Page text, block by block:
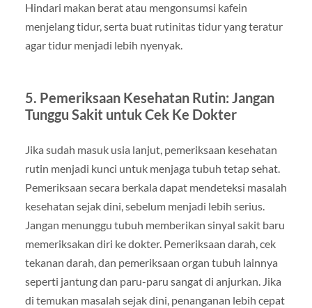
Hindari makan berat atau mengonsumsi kafein
menjelang tidur, serta buat rutinitas tidur yang teratur
agar tidur menjadi lebih nyenyak.
5. Pemeriksaan Kesehatan Rutin: Jangan
Tunggu Sakit untuk Cek Ke Dokter
Jika sudah masuk usia lanjut, pemeriksaan kesehatan
rutin menjadi kunci untuk menjaga tubuh tetap sehat.
Pemeriksaan secara berkala dapat mendeteksi masalah
kesehatan sejak dini, sebelum menjadi lebih serius.
Jangan menunggu tubuh memberikan sinyal sakit baru
memeriksakan diri ke dokter. Pemeriksaan darah, cek
tekanan darah, dan pemeriksaan organ tubuh lainnya
seperti jantung dan paru-paru sangat di anjurkan. Jika
di temukan masalah sejak dini, penanganan lebih cepat